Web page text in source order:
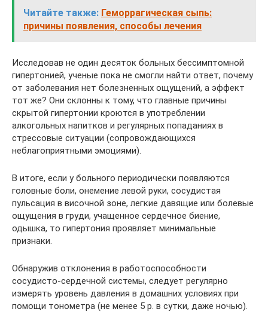
Читайте также: Геморрагическая сыпь:
причины появления, способы лечения
Исследовав не один десяток больных бессимптомной
гипертонией, ученые пока не смогли найти ответ, почему
от заболевания нет болезненных ощущений, а эффект
тот же? Они склонны к тому, что главные причины
скрытой гипертонии кроются в употреблении
алкогольных напитков и регулярных попаданиях в
стрессовые ситуации (сопровождающихся
неблагоприятными эмоциями).
В итоге, если у больного периодически появляются
головные боли, онемение левой руки, сосудистая
пульсация в височной зоне, легкие давящие или болевые
ощущения в груди, учащенное сердечное биение,
одышка, то гипертония проявляет минимальные
признаки.
Обнаружив отклонения в работоспособности
сосудисто-сердечной системы, следует регулярно
измерять уровень давления в домашних условиях при
помощи тонометра (не менее 5 р. в сутки, даже ночью).